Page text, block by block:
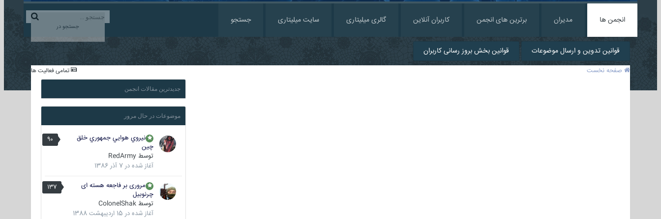
جستجو در
انجمن ها مدیران برترین های انجمن کاربران آنلاین گالری میلیتاری سایت میلیتاری جستجو
قوانین تدوین و ارسال موضوعات قوانین بخش بروز رسانی کاربران
تمامی فعالیت ها صفحه نخست
جدیدترین مقالات انجمن
موضوعات در حال مرور
90
نيروي هوايي جمهوري خلق
چين
توسط RedArmy
آغاز شده در 7 آذر 1386
137
مروری بر فاجعه هسته ای
چرنوبیل
توسط ColonelShak
آغاز شده در 15 اردیبهشت 1388